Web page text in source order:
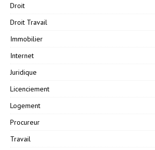
Droit
Droit Travail
Immobilier
Internet
Juridique
Licenciement
Logement
Procureur
Travail